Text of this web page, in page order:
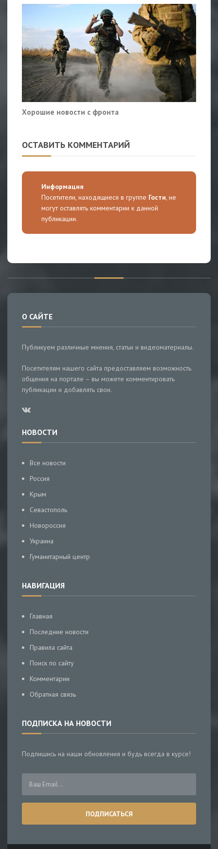
Хорошие новости с фронта
ОСТАВИТЬ КОММЕНТАРИЙ
Информация
Посетители, находящиеся в группе Гости, не
могут оставлять комментарии к данной
публикации.
О САЙТЕ
Публикуем различные мнения, статьи и видеоматериалы.
Посетителям нашего сайта предоставляем возможность
общения на портале – вы можете комментировать
публикации и добавлять свои.
НОВОСТИ
Все новости
Россия
Крым
Севастополь
Новороссия
Украина
Гуманитарный центр
НАВИГАЦИЯ
Главная
Последние новости
Правила сайта
Поиск по сайту
Комментарии
Обратная связь
ПОДПИСКА НА НОВОСТИ
Подпишись на наши обновления и будь всегда в курсе!